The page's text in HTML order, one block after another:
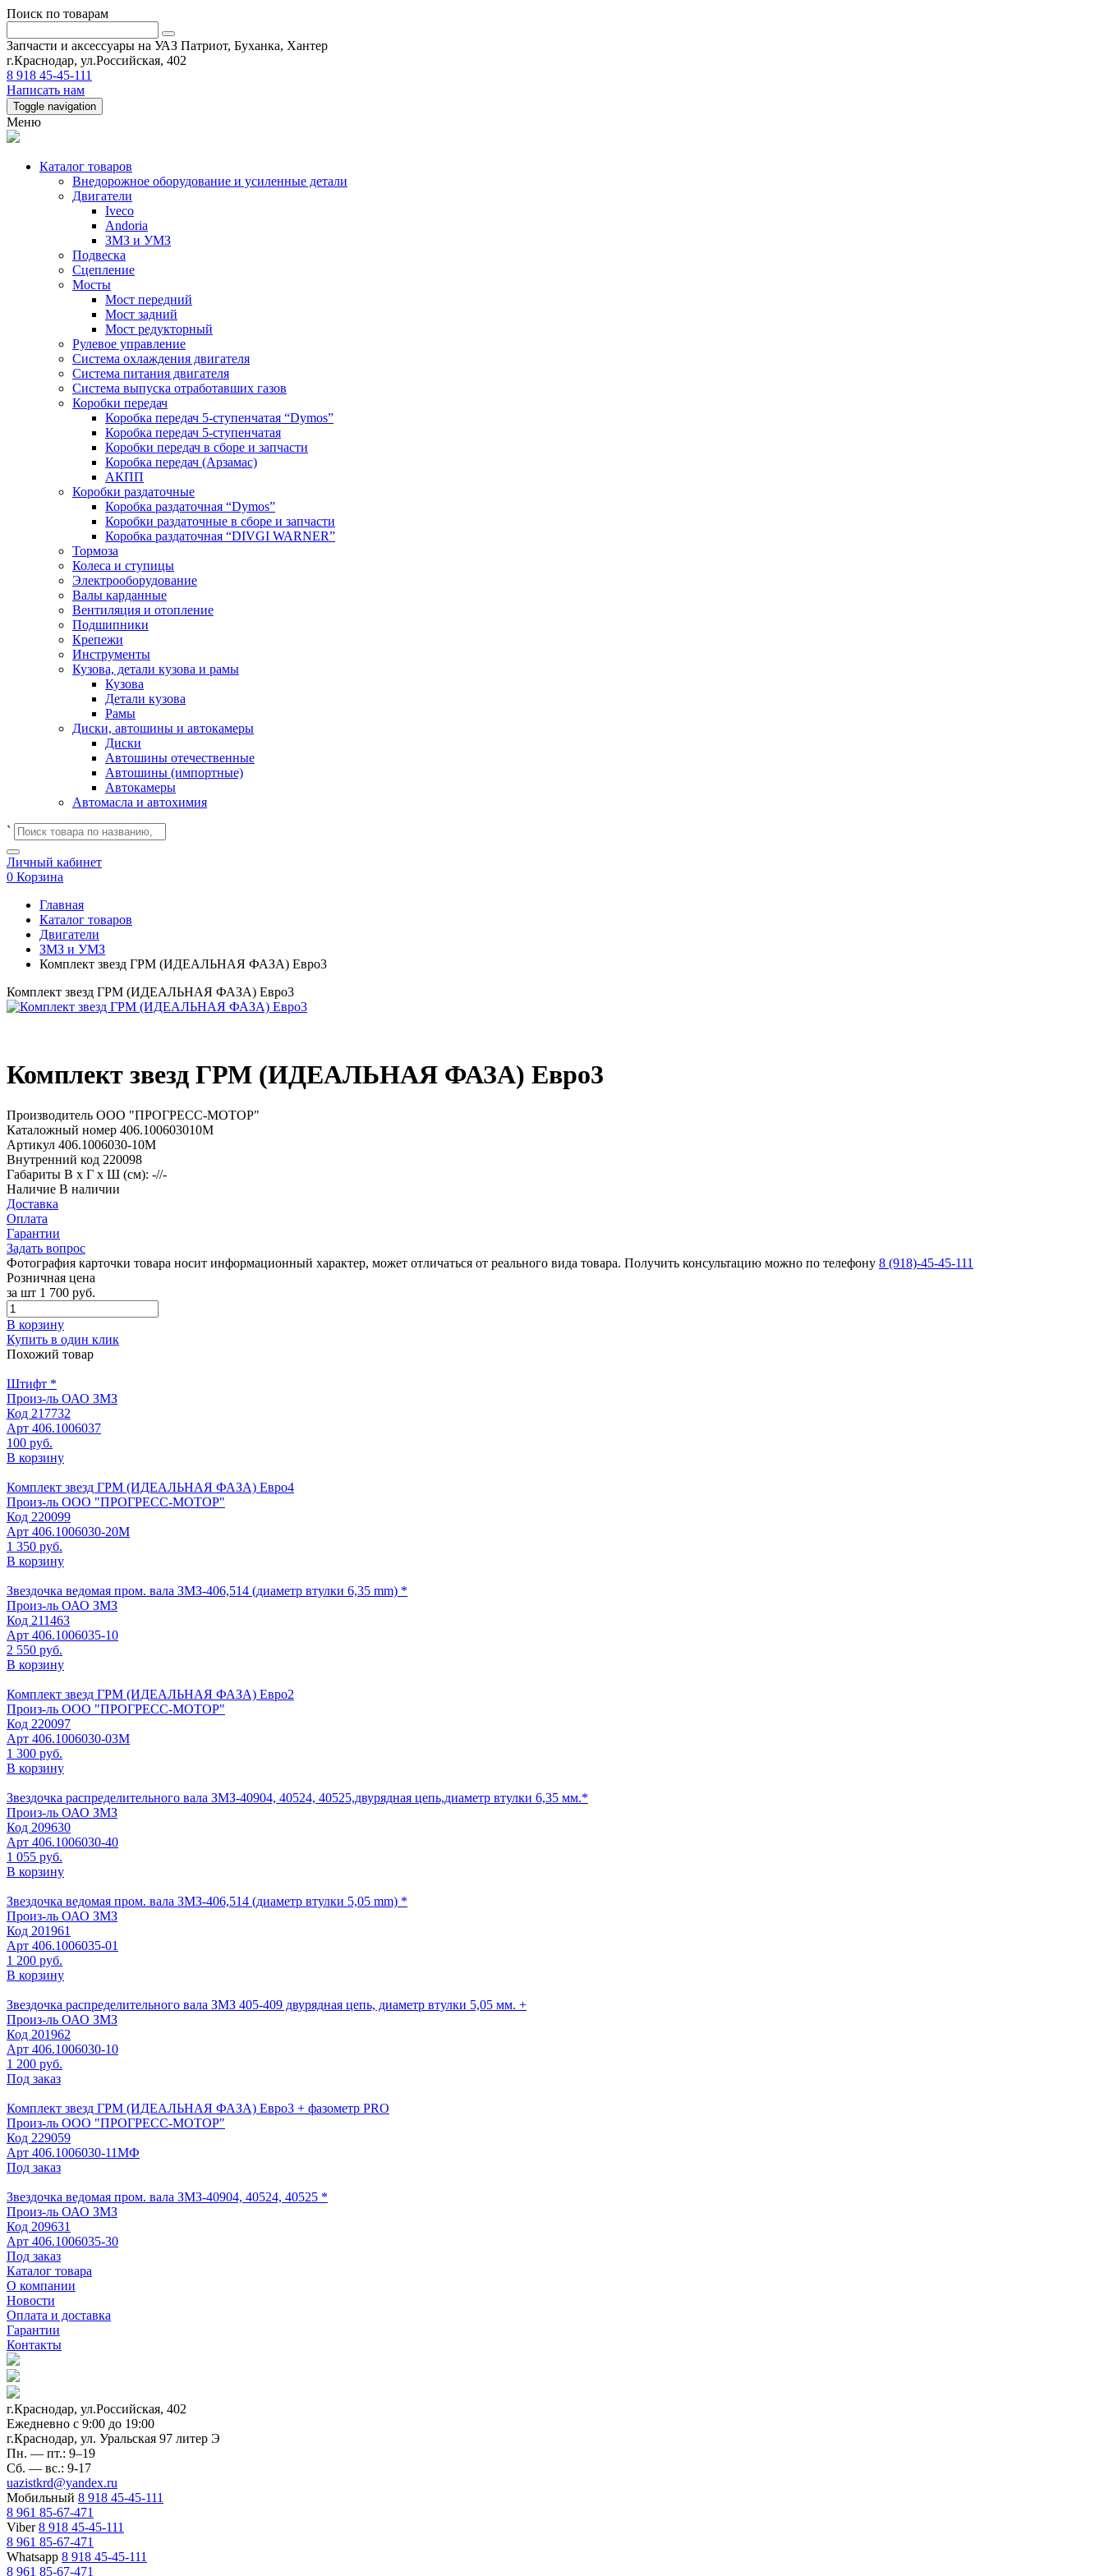
Поиск по товарам
Запчасти и аксессуары на УАЗ Патриот, Буханка, Хантер
г.Краснодар, ул.Российская, 402
8 918 45-45-111
Написать нам
Toggle navigation
Меню
Каталог товаров
Внедорожное оборудование и усиленные детали
Двигатели
Iveco
Andoria
ЗМЗ и УМЗ
Подвеска
Сцепление
Мосты
Мост передний
Мост задний
Мост редукторный
Рулевое управление
Система охлаждения двигателя
Система питания двигателя
Система выпуска отработавших газов
Коробки передач
Коробка передач 5-ступенчатая “Dymos”
Коробка передач 5-ступенчатая
Коробки передач в сборе и запчасти
Коробка передач (Арзамас)
АКПП
Коробки раздаточные
Коробка раздаточная “Dymos”
Коробки раздаточные в сборе и запчасти
Коробка раздаточная “DIVGI WARNER”
Тормоза
Колеса и ступицы
Электрооборудование
Валы карданные
Вентиляция и отопление
Подшипники
Крепежи
Инструменты
Кузова, детали кузова и рамы
Кузова
Детали кузова
Рамы
Диски, автошины и автокамеры
Диски
Автошины отечественные
Автошины (импортные)
Автокамеры
Автомасла и автохимия
`
Личный кабинет
0 Корзина
Главная
Каталог товаров
Двигатели
ЗМЗ и УМЗ
Комплект звезд ГРМ (ИДЕАЛЬНАЯ ФАЗА) Евро3
Комплект звезд ГРМ (ИДЕАЛЬНАЯ ФАЗА) Евро3
Комплект звезд ГРМ (ИДЕАЛЬНАЯ ФАЗА) Евро3
Производитель ООО "ПРОГРЕСС-МОТОР"
Каталожный номер 406.100603010М
Артикул 406.1006030-10М
Внутренний код 220098
Габариты В х Г х Ш (см): -//-
Наличие В наличии
Доставка
Оплата
Гарантии
Задать вопрос
Фотография карточки товара носит информационный характер, может отличаться от реального вида товара. Получить консультацию можно по телефону 8 (918)-45-45-111
Розничная цена
за шт 1 700 руб.
В корзину
Купить в один клик
Похожий товар
Штифт *
Произ-ль ОАО ЗМЗ
Код 217732
Арт 406.1006037
100 руб.
В корзину
Комплект звезд ГРМ (ИДЕАЛЬНАЯ ФАЗА) Евро4
Произ-ль ООО "ПРОГРЕСС-МОТОР"
Код 220099
Арт 406.1006030-20М
1 350 руб.
В корзину
Звездочка ведомая пром. вала ЗМЗ-406,514 (диаметр втулки 6,35 mm) *
Произ-ль ОАО ЗМЗ
Код 211463
Арт 406.1006035-10
2 550 руб.
В корзину
Комплект звезд ГРМ (ИДЕАЛЬНАЯ ФАЗА) Евро2
Произ-ль ООО "ПРОГРЕСС-МОТОР"
Код 220097
Арт 406.1006030-03М
1 300 руб.
В корзину
Звездочка распределительного вала ЗМЗ-40904, 40524, 40525,двурядная цепь,диаметр втулки 6,35 мм.*
Произ-ль ОАО ЗМЗ
Код 209630
Арт 406.1006030-40
1 055 руб.
В корзину
Звездочка ведомая пром. вала ЗМЗ-406,514 (диаметр втулки 5,05 mm) *
Произ-ль ОАО ЗМЗ
Код 201961
Арт 406.1006035-01
1 200 руб.
В корзину
Звездочка распределительного вала ЗМЗ 405-409 двурядная цепь, диаметр втулки 5,05 мм. +
Произ-ль ОАО ЗМЗ
Код 201962
Арт 406.1006030-10
1 200 руб.
Под заказ
Комплект звезд ГРМ (ИДЕАЛЬНАЯ ФАЗА) Евро3 + фазометр PRO
Произ-ль ООО "ПРОГРЕСС-МОТОР"
Код 229059
Арт 406.1006030-11МФ
Под заказ
Звездочка ведомая пром. вала ЗМЗ-40904, 40524, 40525 *
Произ-ль ОАО ЗМЗ
Код 209631
Арт 406.1006035-30
Под заказ
Каталог товара
О компании
Новости
Оплата и доставка
Гарантии
Контакты
г.Краснодар, ул.Российская, 402
Ежедневно c 9:00 до 19:00
г.Краснодар, ул. Уральская 97 литер Э
Пн. — пт.: 9–19
Сб. — вс.: 9-17
uazistkrd@yandex.ru
Мобильный 8 918 45-45-111
8 961 85-67-471
Viber8 918 45-45-111
8 961 85-67-471
Whatsapp 8 918 45-45-111
8 961 85-67-471